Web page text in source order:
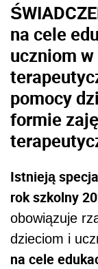
na cele
uczniom
pomocy
formie
Istnieją
rok szkolny
obowiązuje
dzieciom i
na cele